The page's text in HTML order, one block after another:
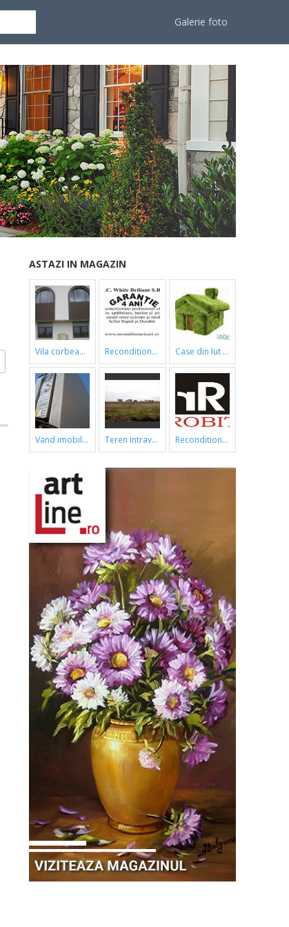
Galerie foto
ASTAZI IN MAGAZIN
vila corbeanca reconditionari cazi de baie case din lut si paie
vand imobil ,790m,piata gorjului,pret negociabil teren intravilan reconditionari cazi de baie